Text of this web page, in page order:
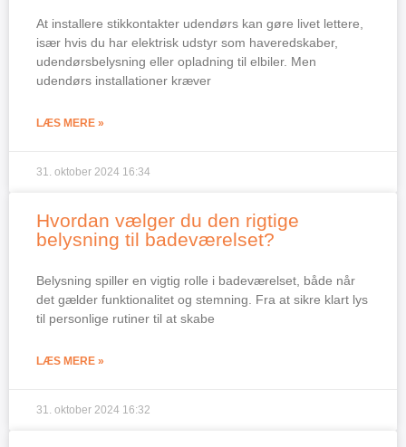
At installere stikkontakter udendørs kan gøre livet lettere,
især hvis du har elektrisk udstyr som haveredskaber,
udendørsbelysning eller opladning til elbiler. Men
udendørs installationer kræver
LÆS MERE »
31. oktober 2024 16:34
Hvordan vælger du den rigtige
belysning til badeværelset?
Belysning spiller en vigtig rolle i badeværelset, både når
det gælder funktionalitet og stemning. Fra at sikre klart lys
til personlige rutiner til at skabe
LÆS MERE »
31. oktober 2024 16:32